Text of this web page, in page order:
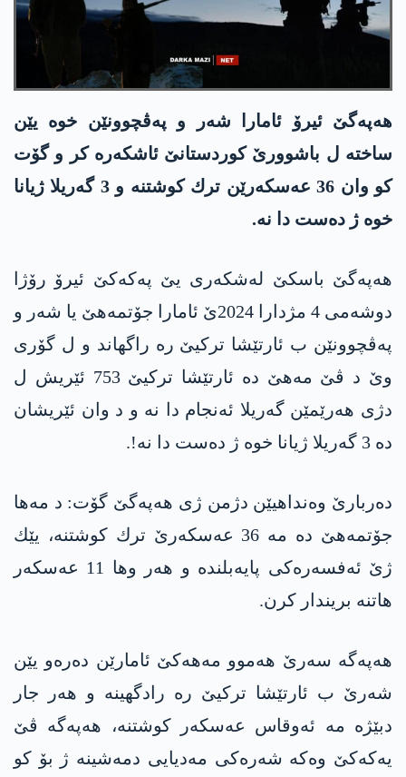
هه‌په‌گێ ئیرۆ ئامارا شه‌ر و په‌ڤچوونێن خوه‌ یێن
ساخته‌ ل باشوورێ كوردستانێ ئاشكه‌ره‌ كر و گۆت
كو وان 36 عه‌سكه‌رێن ترك كوشتنه‌ و 3 گه‌ریلا ژیانا
خوه‌ ژ ده‌ست دا نه‌.
هه‌په‌گێ باسكێ له‌شكه‌ری یێ په‌كه‌كێ ئیرۆ رۆژا
دوشه‌می 4 مژدارا 2024ێ ئامارا جۆتمه‌هێ یا شه‌ر و
په‌ڤچوونێن ب ئارتێشا تركیێ ره‌ راگهاند و ل گۆری
وێ د ڤێ مه‌هێ ده‌ ئارتێشا تركیێ 753 ئێریش ل
دژی هه‌رێمێن گه‌ریلا ئه‌نجام دا نه‌ و د وان ئێریشان
ده‌ 3 گه‌ریلا ژیانا خوه‌ ژ ده‌ست دا نه‌!.
ده‌ربارێ وه‌نداهیێن دژمن ژی هه‌په‌گێ گۆت: د مه‌ها
جۆتمه‌هێ ده‌ مه‌ 36 عه‌سكه‌رێ ترك كوشتنه‌، یێك
ژێ ئه‌فسه‌ره‌كی پایه‌بلنده‌ و هه‌ر وها 11 عه‌سكه‌ر
هاتنه‌ بریندار كرن.
هه‌په‌گه‌ سه‌رێ هه‌موو مه‌هه‌كێ ئامارێن ده‌ره‌و یێن
شه‌رێ ب ئارتێشا تركیێ ره‌ رادگهینه‌ و هه‌ر جار
دبێژه‌ مه‌ ئه‌وقاس عه‌سكه‌ر كوشتنه، هه‌په‌گه‌ ڤێ
یه‌كه‌كێ وه‌كه‌ شه‌ره‌كی مه‌دیایی دمه‌شینه‌ ژ بۆ كو